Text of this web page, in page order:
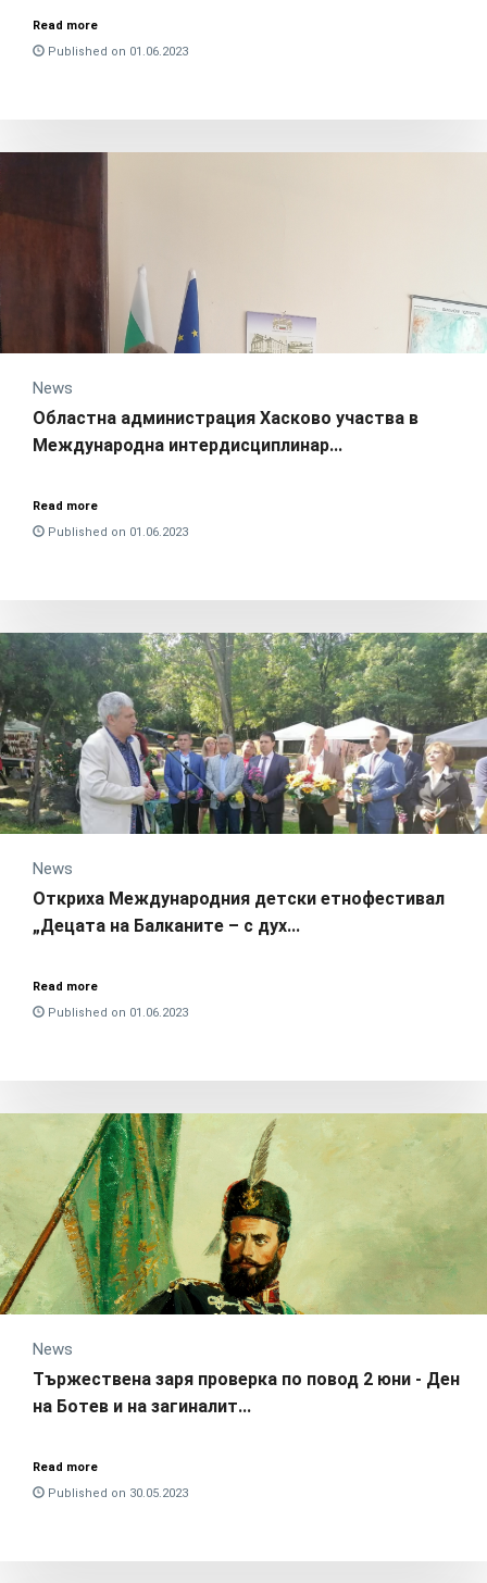
Read more
Published on 01.06.2023
News
Областна администрация Хасково участва в
Международна интердисциплинар...
Read more
Published on 01.06.2023
News
Откриха Международния детски етнофестивал
„Децата на Балканите – с дух...
Read more
Published on 01.06.2023
News
Тържествена заря проверка по повод 2 юни - Ден
на Ботев и на загиналит...
Read more
Published on 30.05.2023